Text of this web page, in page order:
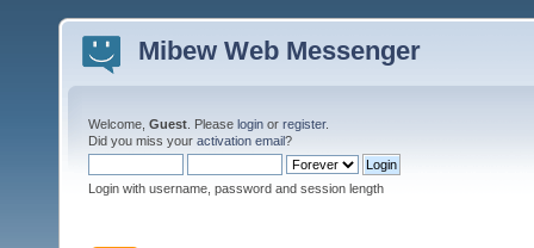
Mibew Web Messenger
Welcome, Guest . Please login or register.
Did you miss your activation email?
Login with username, password and session length